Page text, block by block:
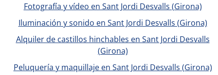
Fotografía y vídeo en Sant Jordi Desvalls (Girona)
Iluminación y sonido en Sant Jordi Desvalls (Girona)
Alquiler de castillos hinchables en Sant Jordi Desvalls
(Girona)
Peluquería y maquillaje en Sant Jordi Desvalls (Girona)